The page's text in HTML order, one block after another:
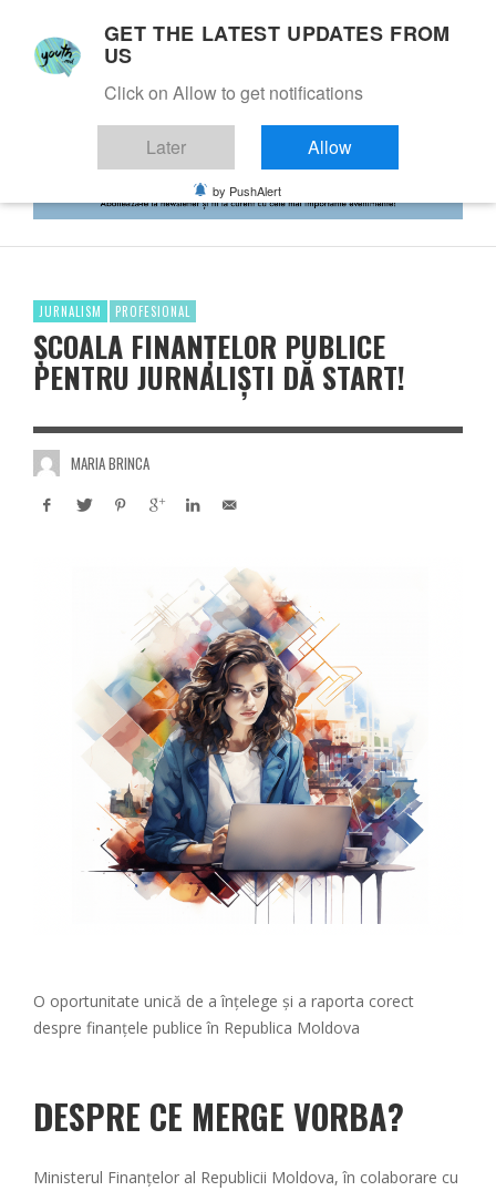
JURNALISM PROFESIONAL
ȘCOALA FINANȚELOR PUBLICE
PENTRU JURNALIȘTI DĂ START!
MARIA BRINCA
O oportunitate unică de a înțelege și a raporta corect
despre finanțele publice în Republica Moldova
DESPRE CE MERGE VORBA?
Ministerul Finanțelor al Republicii Moldova, în colaborare cu
GET THE LATEST UPDATES FROM
US
Click on Allow to get notifications
Later Allow
by PushAlert